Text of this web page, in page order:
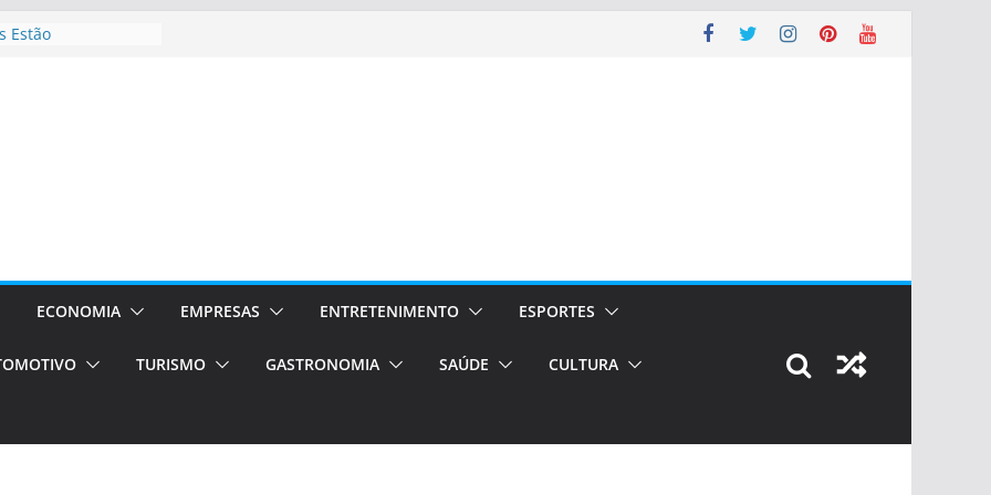
Estão
em Porto
de transfer,
de alto padrão
bolsas –
o segundo
únicas e
de volta!
ECONOMIA EMPRESAS ENTRETENIMENTO ESPORTES
TURISMO GASTRONOMIA SAÚDE CULTURA